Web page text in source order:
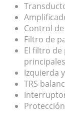
Control
Filtro de
El filtro de
principales
Izquierda
TRS